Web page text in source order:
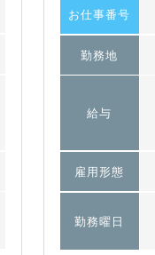
お仕事番号
勤務地
給与
雇用形態
勤務曜日